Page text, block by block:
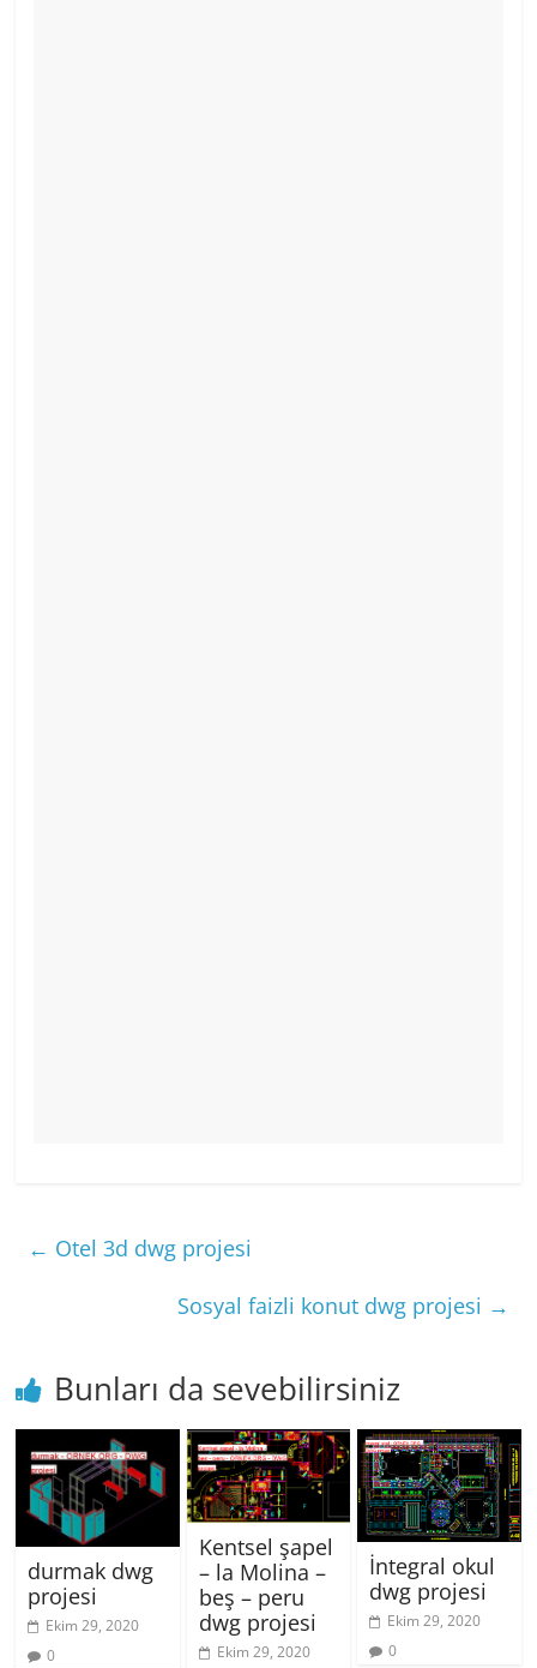
← Otel 3d dwg projesi
Sosyal faizli konut dwg projesi →
Bunları da sevebilirsiniz
durmak dwg
projesi
Ekim 29, 2020
0
Kentsel şapel
– la Molina –
beş – peru
dwg projesi
Ekim 29, 2020
İntegral okul
dwg projesi
Ekim 29, 2020
0